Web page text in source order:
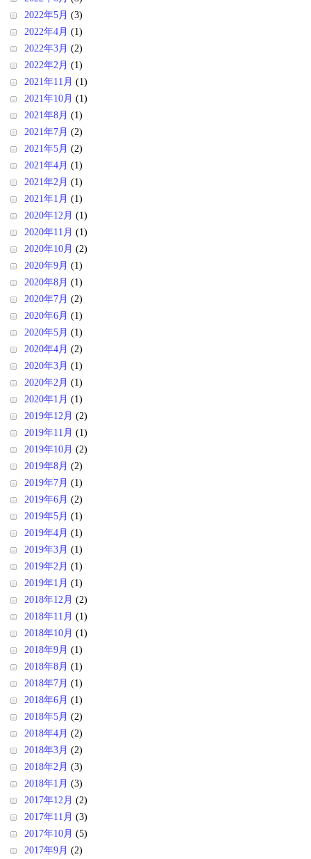
2022年5月 (3)
2022年4月 (1)
2022年3月 (2)
2022年2月 (1)
2021年11月 (1)
2021年10月 (1)
2021年8月 (1)
2021年7月 (2)
2021年5月 (2)
2021年4月 (1)
2021年2月 (1)
2021年1月 (1)
2020年12月 (1)
2020年11月 (1)
2020年10月 (2)
2020年9月 (1)
2020年8月 (1)
2020年7月 (2)
2020年6月 (1)
2020年5月 (1)
2020年4月 (2)
2020年3月 (1)
2020年2月 (1)
2020年1月 (1)
2019年12月 (2)
2019年11月 (1)
2019年10月 (2)
2019年8月 (2)
2019年7月 (1)
2019年6月 (2)
2019年5月 (1)
2019年4月 (1)
2019年3月 (1)
2019年2月 (1)
2019年1月 (1)
2018年12月 (2)
2018年11月 (1)
2018年10月 (1)
2018年9月 (1)
2018年8月 (1)
2018年7月 (1)
2018年6月 (1)
2018年5月 (2)
2018年4月 (2)
2018年3月 (2)
2018年2月 (3)
2018年1月 (3)
2017年12月 (2)
2017年11月 (3)
2017年10月 (5)
2017年9月 (2)